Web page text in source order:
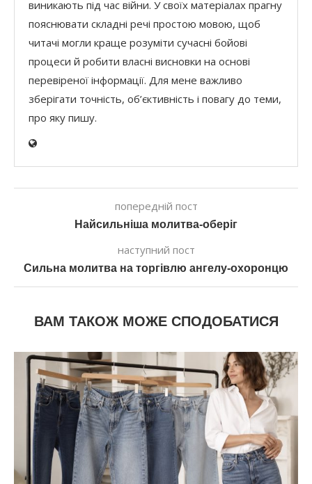
виникають під час війни. У своїх матеріалах прагну
пояснювати складні речі простою мовою, щоб
читачі могли краще розуміти сучасні бойові
процеси й робити власні висновки на основі
перевіреної інформації. Для мене важливо
зберігати точність, об’єктивність і повагу до теми,
про яку пишу.
попередній пост
Найсильніша молитва-оберіг
наступний пост
Сильна молитва на торгівлю ангелу-охоронцю
ВАМ ТАКОЖ МОЖЕ СПОДОБАТИСЯ